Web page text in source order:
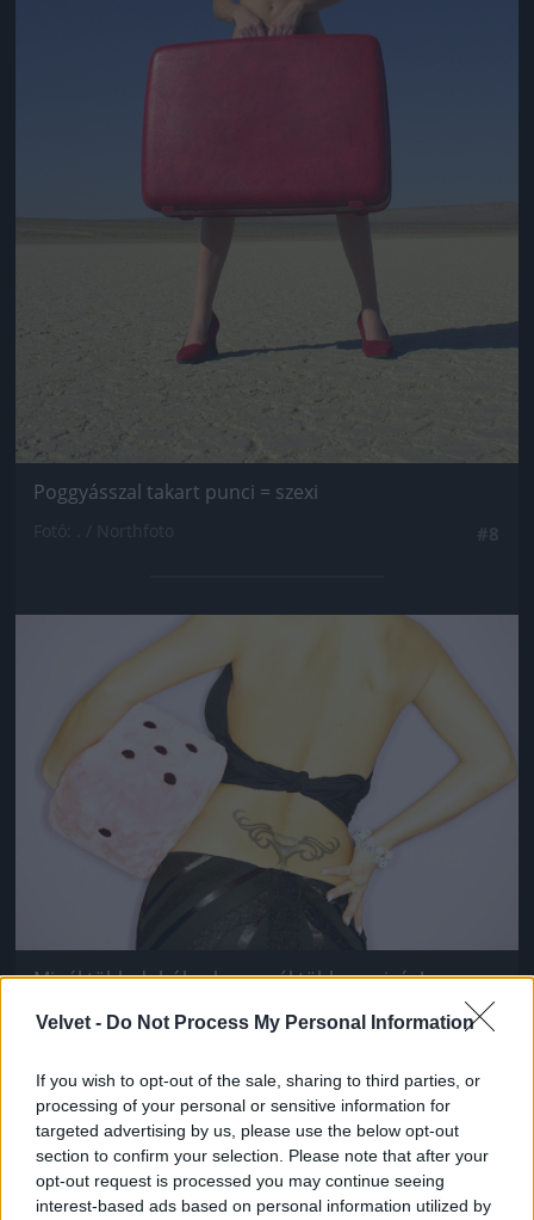
Velvet - Do Not Process My Personal Information
If you wish to opt-out of the sale, sharing to third parties, or
processing of your personal or sensitive information for
targeted advertising by us, please use the below opt-out
section to confirm your selection. Please note that after your
opt-out request is processed you may continue seeing
interest-based ads based on personal information utilized by
Poggyásszal takart punci = szexi
Minél több dobókocka, annál több szexiség!
Jön még kép!